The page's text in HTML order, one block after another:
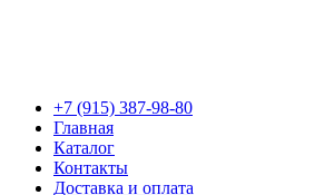
+7 (915) 387-98-80
Главная
Каталог
Контакты
Доставка и оплата